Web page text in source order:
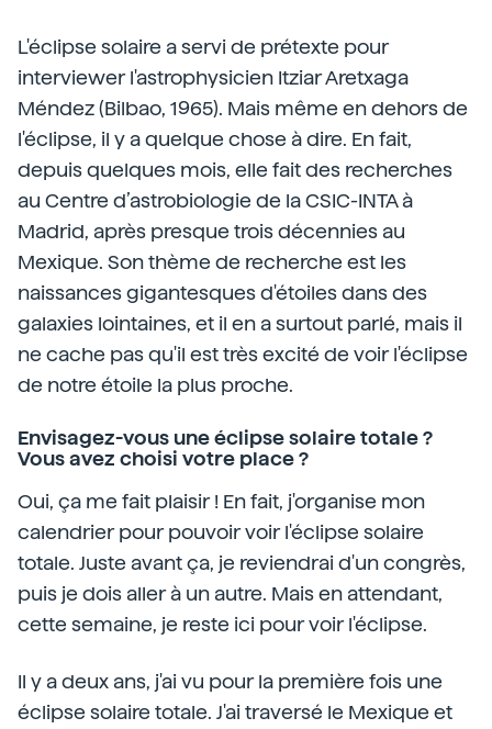
L'éclipse solaire a servi de prétexte pour
interviewer l'astrophysicien Itziar Aretxaga
Méndez (Bilbao, 1965). Mais même en dehors de
l'éclipse, il y a quelque chose à dire. En fait,
depuis quelques mois, elle fait des recherches
au Centre d’astrobiologie de la CSIC-INTA à
Madrid, après presque trois décennies au
Mexique. Son thème de recherche est les
naissances gigantesques d'étoiles dans des
galaxies lointaines, et il en a surtout parlé, mais il
ne cache pas qu'il est très excité de voir l'éclipse
de notre étoile la plus proche.
Envisagez-vous une éclipse solaire totale ?
Vous avez choisi votre place ?
Oui, ça me fait plaisir ! En fait, j'organise mon
calendrier pour pouvoir voir l'éclipse solaire
totale. Juste avant ça, je reviendrai d'un congrès,
puis je dois aller à un autre. Mais en attendant,
cette semaine, je reste ici pour voir l'éclipse.
Il y a deux ans, j'ai vu pour la première fois une
éclipse solaire totale. J'ai traversé le Mexique et